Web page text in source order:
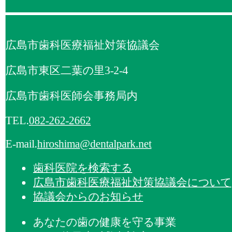
広島市歯科医療福祉対策協議会
広島市東区二葉の里3-2-4
広島市歯科医師会事務局内
TEL.082-262-2662
E-mail.hiroshima@dentalpark.net
歯科医院を検索する
広島市歯科医療福祉対策協議会について
協議会からのお知らせ
あなたの歯の健康を守る事業